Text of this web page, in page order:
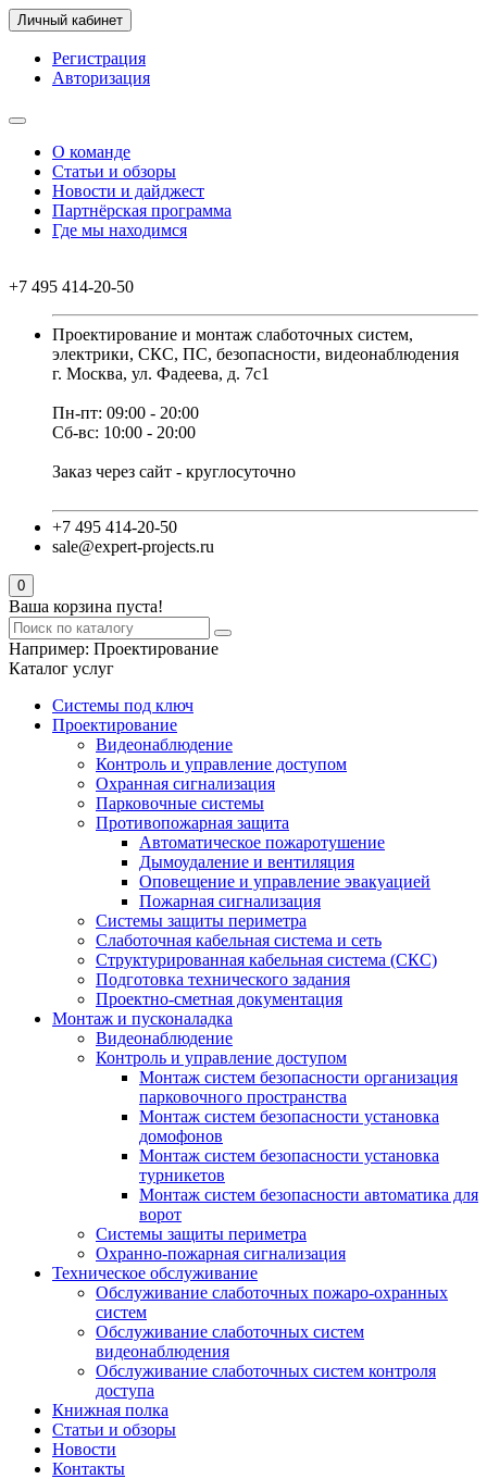
Личный кабинет
Регистрация
Авторизация
О команде
Статьи и обзоры
Новости и дайджест
Партнёрская программа
Где мы находимся
+7 495 414-20-50
Проектирование и монтаж слаботочных систем,
электрики, СКС, ПС, безопасности, видеонаблюдения
г. Москва, ул. Фадеева, д. 7с1
Пн-пт: 09:00 - 20:00
Сб-вс: 10:00 - 20:00
Заказ через сайт - круглосуточно
+7 495 414-20-50
sale@expert-projects.ru
0
Ваша корзина пуста!
Например: Проектирование
Каталог услуг
Системы под ключ
Проектирование
Видеонаблюдение
Контроль и управление доступом
Охранная сигнализация
Парковочные системы
Противопожарная защита
Автоматическое пожаротушение
Дымоудаление и вентиляция
Оповещение и управление эвакуацией
Пожарная сигнализация
Системы защиты периметра
Слаботочная кабельная система и сеть
Структурированная кабельная система (СКС)
Подготовка технического задания
Проектно-сметная документация
Монтаж и пусконаладка
Видеонаблюдение
Контроль и управление доступом
Монтаж систем безопасности организация
парковочного пространства
Монтаж систем безопасности установка
домофонов
Монтаж систем безопасности установка
турникетов
Монтаж систем безопасности автоматика для
ворот
Системы защиты периметра
Охранно-пожарная сигнализация
Техническое обслуживание
Обслуживание слаботочных пожаро-охранных
систем
Обслуживание слаботочных систем
видеонаблюдения
Обслуживание слаботочных систем контроля
доступа
Книжная полка
Статьи и обзоры
Новости
Контакты